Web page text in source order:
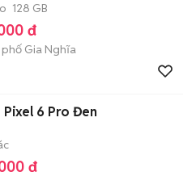
128 GB
đ
phố Gia Nghĩa
6 Pro Đen
đ